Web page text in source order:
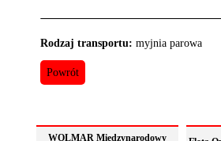
Rodzaj transportu: myjnia parowa
Powrót
WOLMAR Międzynarodowy